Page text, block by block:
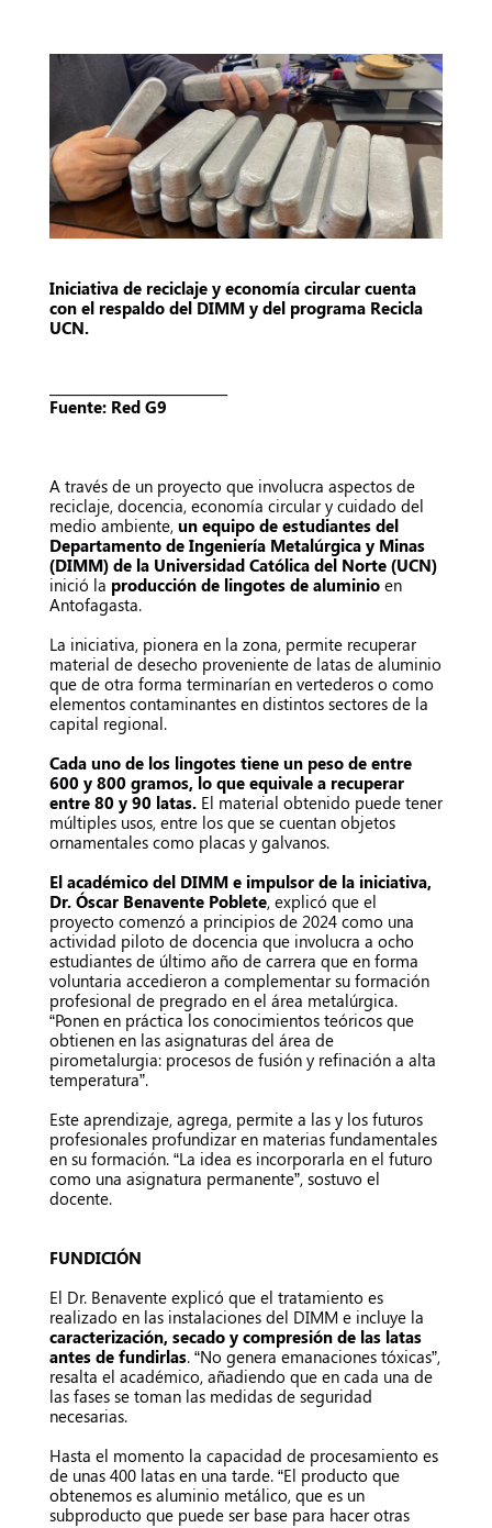
Iniciativa de reciclaje y economía circular cuenta
con el respaldo del DIMM y del programa Recicla
UCN.
Fuente: Red G9
A través de un proyecto que involucra aspectos de
reciclaje, docencia, economía circular y cuidado del
medio ambiente, un equipo de estudiantes del
Departamento de Ingeniería Metalúrgica y Minas
(DIMM) de la Universidad Católica del Norte (UCN)
inició la producción de lingotes de aluminio en
Antofagasta.
La iniciativa, pionera en la zona, permite recuperar
material de desecho proveniente de latas de aluminio
que de otra forma terminarían en vertederos o como
elementos contaminantes en distintos sectores de la
capital regional.
Cada uno de los lingotes tiene un peso de entre
600 y 800 gramos, lo que equivale a recuperar
entre 80 y 90 latas. El material obtenido puede tener
múltiples usos, entre los que se cuentan objetos
ornamentales como placas y galvanos.
El académico del DIMM e impulsor de la iniciativa,
Dr. Óscar Benavente Poblete, explicó que el
proyecto comenzó a principios de 2024 como una
actividad piloto de docencia que involucra a ocho
estudiantes de último año de carrera que en forma
voluntaria accedieron a complementar su formación
profesional de pregrado en el área metalúrgica.
“Ponen en práctica los conocimientos teóricos que
obtienen en las asignaturas del área de
pirometalurgia: procesos de fusión y refinación a alta
temperatura”.
Este aprendizaje, agrega, permite a las y los futuros
profesionales profundizar en materias fundamentales
en su formación. “La idea es incorporarla en el futuro
como una asignatura permanente”, sostuvo el
docente.
FUNDICIÓN
El Dr. Benavente explicó que el tratamiento es
realizado en las instalaciones del DIMM e incluye la
caracterización, secado y compresión de las latas
antes de fundirlas. “No genera emanaciones tóxicas”,
resalta el académico, añadiendo que en cada una de
las fases se toman las medidas de seguridad
necesarias.
Hasta el momento la capacidad de procesamiento es
de unas 400 latas en una tarde. “El producto que
obtenemos es aluminio metálico, que es un
subproducto que puede ser base para hacer otras